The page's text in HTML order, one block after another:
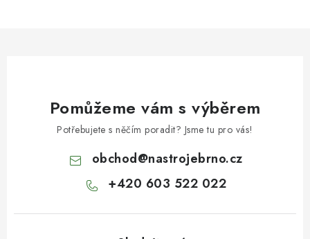
Pomůžeme vám s výběrem
Potřebujete s něčím poradit? Jsme tu pro vás!
obchod@nastrojebrno.cz
+420 603 522 022